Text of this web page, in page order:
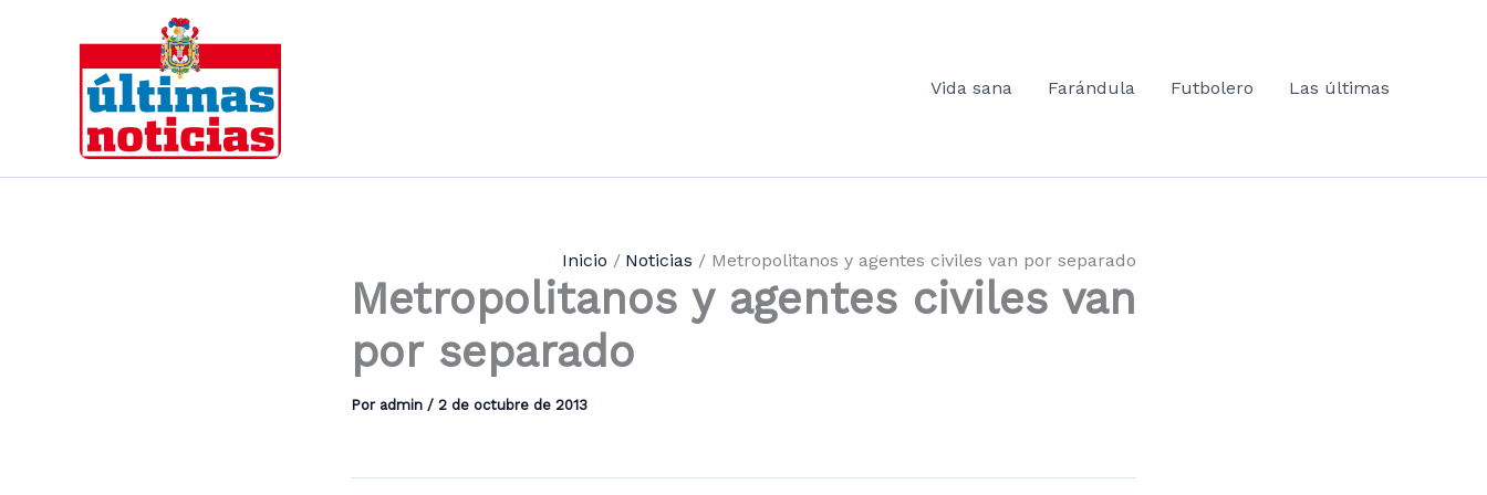
contenido
Vida sana
Farándula Futbolero Las últimas
Inicio Noticias Metropolitanos y agentes civiles van por separado
Metropolitanos y agentes civiles van
por separado
Por admin / 2 de octubre de 2013